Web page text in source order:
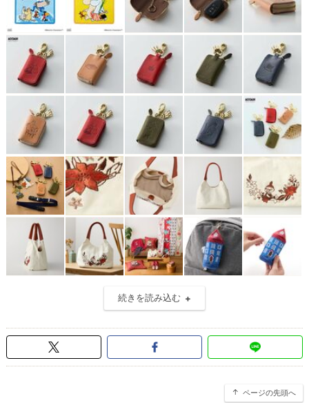
続きを読み込む
ページの先頭へ